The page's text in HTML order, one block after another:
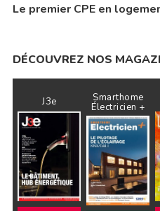
Le premier CPE en
DÉCOUVREZ NOS
J3e Smarthome
Électricien +